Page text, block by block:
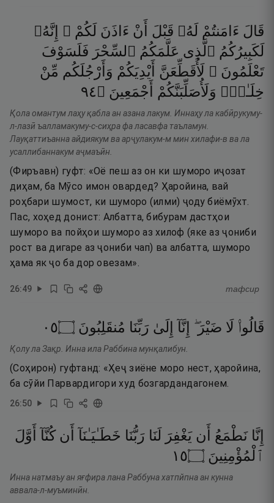
قَالَ ءَامَنتُمْ لَهُۥ قَبْلَ أَنْ ءَاذَنَ لَكُمْ ۖ إِنَّهُۥ
لَكَبِيرُكُمُ ٱلَّذِى عَلَّمَكُمُ ٱلسِّحْرَ فَلَسَوْفَ
تَعْلَمُونَ ۚ لَأُقَطِّعَنَّ أَيْدِيَكُمْ وَأَرْجُلَكُم مِّنْ
خِلَـٰفٍۢ وَلَأُصَلِّبَنَّكُمْ أَجْمَعِينَ ۝٤٩
Қола омантум лаҳу қабла ан азана лакум. Иннаҳу ла кабӣрукуму-
л-лазӣ ъалламакуму-с-сиҳра фа ласавфа таъламун.
Лауқаттиъанна айдиякум ва арҷулакум-м мин хилафи-в ва ла
усаллибаннакум аҷмаъӣн.
(Фиръавн) гуфт: «Оё пеш аз он ки шуморо иҷозат
диҳам, ба Мӯсо имон овардед? Ҳаройина, вай
роҳбари шумост, ки шуморо (илми) ҷоду биёмӯхт.
Пас, хоҳед донист: Албатта, бибурам дастҳои
шуморо ва пойҳои шуморо аз хилоф (яке аз ҷониби
рост ва дигаре аз ҷониби чап) ва албатта, шуморо
ҳама як ҷо ба дор овезам».
26:49 тафсир
قَالُوا۟ لَا ضَيْرَ ۖ إِنَّآ إِلَىٰ رَبِّنَا مُنقَلِبُونَ ۝٥٠
Қолу ла Зақр. Инна ила Раббина мунқалибун.
(Соҳирон) гуфтанд: «Ҳеҷ зиёне моро нест, ҳаройина,
ба сӯйи Парвардигори худ бозгардандагонем.
26:50
إِنَّا نَطْمَعُ أَن يَغْفِرَ لَنَا رَبُّنَا خَطَـٰيَـٰنَآ أَن كُنَّآ
أَوَّلَ
ٱلْمُؤْمِنِينَ ۝٥١
Инна натмаъу ан яғфира лана Раббуна хатпйпна ан кунна
аввала-л-муъминӣн.